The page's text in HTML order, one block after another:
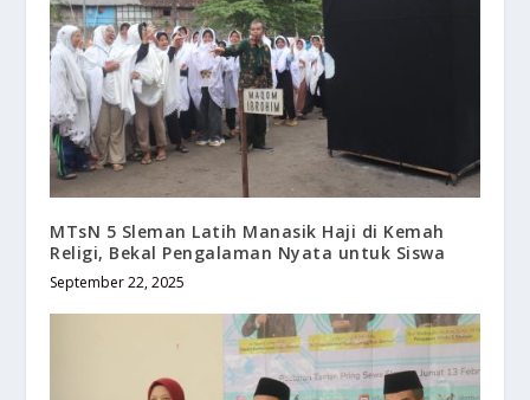
MTsN 5 Sleman Latih Manasik Haji di Kemah
Religi, Bekal Pengalaman Nyata untuk Siswa
September 22, 2025